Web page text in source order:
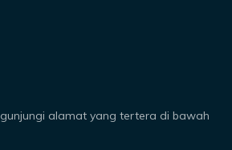
alamat yang tertera di bawah